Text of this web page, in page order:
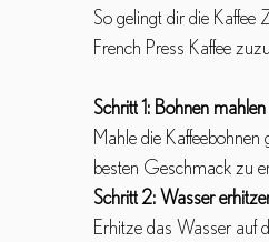
So gelingt dir die Kaffee
French Press Kaffee
Schritt 1: Bohnen mahlen
Mahle die
besten Geschmack zu
Schritt 2: Wasser
Erhitze das Wasser auf